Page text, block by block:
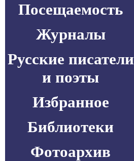
Посещаемость
Журналы
Русские писатели
и поэты
Избранное
Библиотеки
Фотоархив